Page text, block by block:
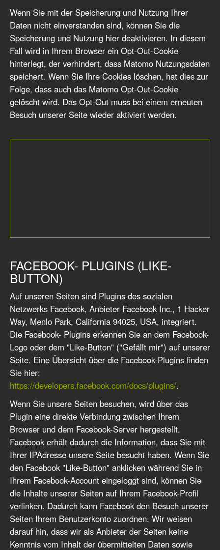
Wenn Sie mit der Speicherung und Nutzung Ihrer
Daten nicht einverstanden sind, können Sie die
Speicherung und Nutzung hier deaktivieren. In diesem
Fall wird in Ihrem Browser ein Opt-Out-Cookie
hinterlegt, der verhindert, dass Matomo Nutzungsdaten
speichert. Wenn Sie Ihre Cookies löschen, hat dies zur
Folge, dass auch das Matomo Opt-Out-Cookie
gelöscht wird. Das Opt-Out muss bei einem erneuten
Besuch unserer Seite wieder aktiviert werden.
FACEBOOK- PLUGINS (LIKE-
BUTTON)
Auf unseren Seiten sind Plugins des sozialen
Netzwerks Facebook, Anbieter Facebook Inc., 1 Hacker
Way, Menlo Park, California 94025, USA, integriert.
Die Facebook- Plugins erkennen Sie an dem Facebook-
Logo oder dem "Like-Button" ("Gefällt mir") auf unserer
Seite. Eine Übersicht über die Facebook-Plugins finden
Sie hier:
https://developers.facebook.com/docs/plugins/.
Wenn Sie unsere Seiten besuchen, wird über das
Plugin eine direkte Verbindung zwischen Ihrem
Browser und dem Facebook-Server hergestellt.
Facebook erhält dadurch die Information, dass Sie mit
Ihrer IPAdresse unsere Seite besucht haben. Wenn Sie
den Facebook "Like-Button" anklicken während Sie in
Ihrem Facebook-Account eingeloggt sind, können Sie
die Inhalte unserer Seiten auf Ihrem Facebook-Profil
verlinken. Dadurch kann Facebook den Besuch unserer
Seiten Ihrem Benutzerkonto zuordnen. Wir weisen
darauf hin, dass wir als Anbieter der Seiten keine
Kenntnis vom Inhalt der übermittelten Daten sowie